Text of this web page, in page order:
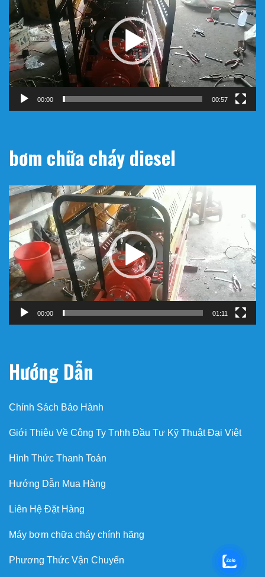
Video
00:00 00:57
bơm chữa cháy diesel
Trình
chơi
Video
00:00 01:11
Hướng Dẫn
Chính Sách Bảo Hành
Giới Thiệu Về Công Ty Tnhh Đầu Tư Kỹ Thuật Đại Việt
Hình Thức Thanh Toán
Hướng Dẫn Mua Hàng
Liên Hệ Đặt Hàng
Máy bơm chữa cháy chính hãng
Phương Thức Vận Chuyển